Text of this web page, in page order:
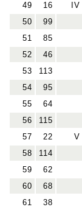
49
16 IV
50
99
51
85
52
46
53
113
54
95
55
64
56
115
57
22 V
58
114
59
62
60
68
61
38